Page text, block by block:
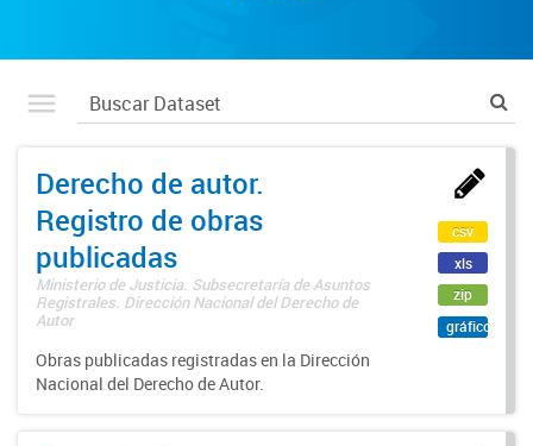
Derecho de autor.
Registro de obras
publicadas
Ministerio de Justicia. Subsecretaría de Asuntos
Registrales. Dirección Nacional del Derecho de
Autor
Obras publicadas registradas en la Dirección
Nacional del Derecho de Autor.
csv
xls
zip
gráfico